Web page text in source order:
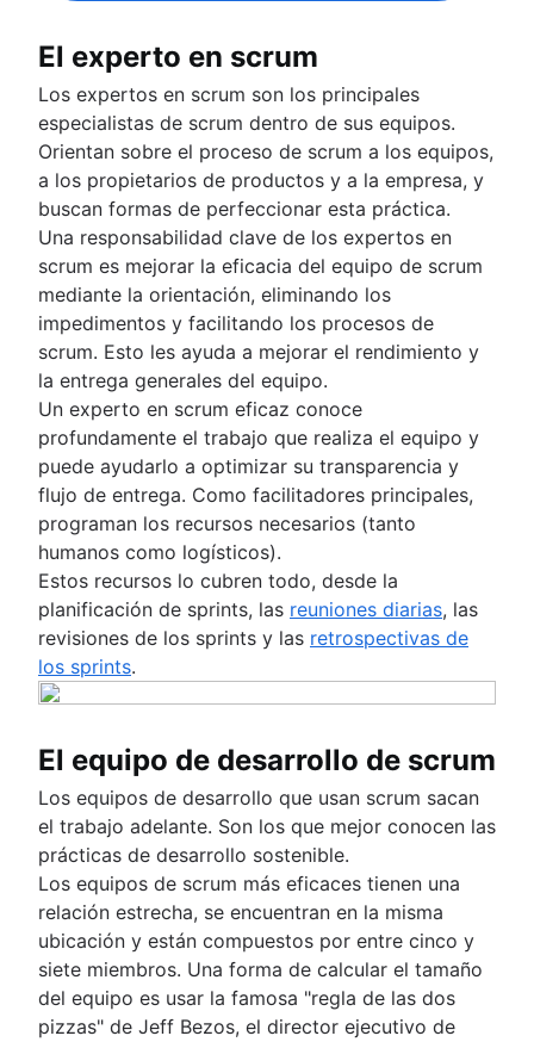
El experto en scrum
Los expertos en scrum son los principales
especialistas de scrum dentro de sus equipos.
Orientan sobre el proceso de scrum a los equipos,
a los propietarios de productos y a la empresa, y
buscan formas de perfeccionar esta práctica.
Una responsabilidad clave de los expertos en
scrum es mejorar la eficacia del equipo de scrum
mediante la orientación, eliminando los
impedimentos y facilitando los procesos de
scrum. Esto les ayuda a mejorar el rendimiento y
la entrega generales del equipo.
Un experto en scrum eficaz conoce
profundamente el trabajo que realiza el equipo y
puede ayudarlo a optimizar su transparencia y
flujo de entrega. Como facilitadores principales,
programan los recursos necesarios (tanto
humanos como logísticos).
Estos recursos lo cubren todo, desde la
planificación de sprints, las reuniones diarias, las
revisiones de los sprints y las retrospectivas de
los sprints.
El equipo de desarrollo de scrum
Los equipos de desarrollo que usan scrum sacan
el trabajo adelante. Son los que mejor conocen las
prácticas de desarrollo sostenible.
Los equipos de scrum más eficaces tienen una
relación estrecha, se encuentran en la misma
ubicación y están compuestos por entre cinco y
siete miembros. Una forma de calcular el tamaño
del equipo es usar la famosa "regla de las dos
pizzas" de Jeff Bezos, el director ejecutivo de